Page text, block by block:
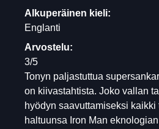
Alkuperäinen kieli:
Englanti
Arvostelu:
3/5
Tonyn paljastuttua
on kiivastahtista. Joko vallan
hyödyn saavuttamiseksi kaikki
haltuunsa Iron Man